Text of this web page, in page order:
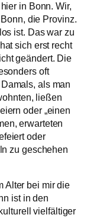
in Bonn. Wir,
die Provinz.
ist. Das war zu
sich erst recht
geändert. Die
oft
als man
ließen
oder „einen
erwarteten
oder
zu geschehen
Alter bei mir die
ist in den
vielfältiger